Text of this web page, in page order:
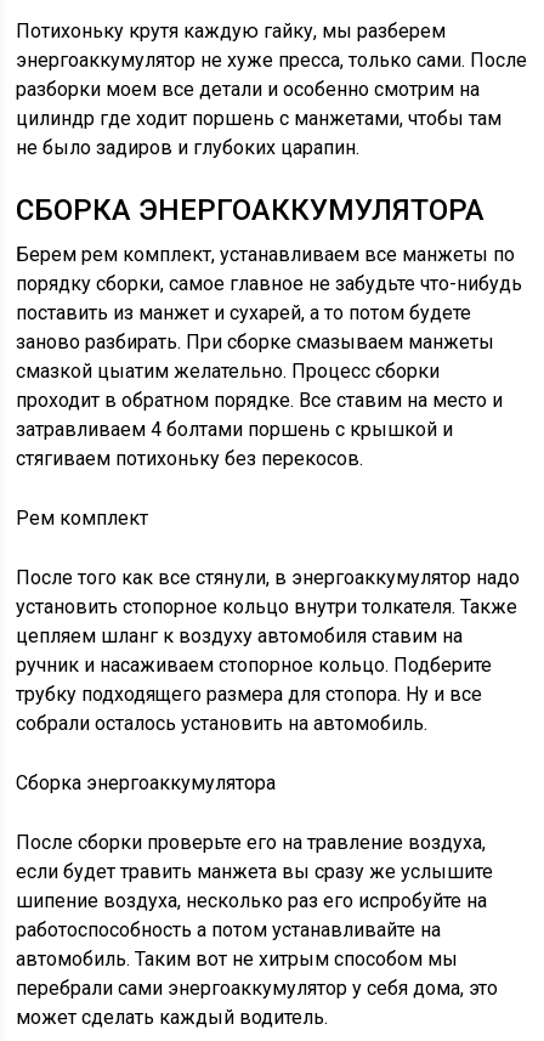
Потихоньку крутя каждую гайку, мы разберем
энергоаккумулятор не хуже пресса, только сами. После
разборки моем все детали и особенно смотрим на
цилиндр где ходит поршень с манжетами, чтобы там
не было задиров и глубоких царапин.
СБОРКА ЭНЕРГОАККУМУЛЯТОРА
Берем рем комплект, устанавливаем все манжеты по
порядку сборки, самое главное не забудьте что-нибудь
поставить из манжет и сухарей, а то потом будете
заново разбирать. При сборке смазываем манжеты
смазкой цыатим желательно. Процесс сборки
проходит в обратном порядке. Все ставим на место и
затравливаем 4 болтами поршень с крышкой и
стягиваем потихоньку без перекосов.
Рем комплект
После того как все стянули, в энергоаккумулятор надо
установить стопорное кольцо внутри толкателя. Также
цепляем шланг к воздуху автомобиля ставим на
ручник и насаживаем стопорное кольцо. Подберите
трубку подходящего размера для стопора. Ну и все
собрали осталось установить на автомобиль.
Сборка энергоаккумулятора
После сборки проверьте его на травление воздуха,
если будет травить манжета вы сразу же услышите
шипение воздуха, несколько раз его испробуйте на
работоспособность а потом устанавливайте на
автомобиль. Таким вот не хитрым способом мы
перебрали сами энергоаккумулятор у себя дома, это
может сделать каждый водитель.